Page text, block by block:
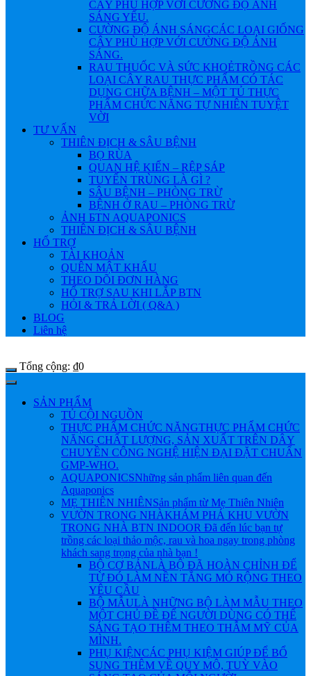
CÂY PHÙ HỢP VỚI CƯỜNG ĐỘ ÁNH
SÁNG YẾU.
CƯỜNG ĐỘ ÁNH SÁNGCÁC LOẠI GIỐNG
CÂY PHÙ HỢP VỚI CƯỜNG ĐỘ ÁNH
SÁNG.
RAU THUỐC VÀ SỨC KHOẺTRỒNG CÁC
LOẠI CÂY RAU THỰC PHẨM CÓ TÁC
DỤNG CHỮA BỆNH – MỘT TỦ THỰC
PHẨM CHỨC NĂNG TỰ NHIÊN TUYỆT
VỜI
TƯ VẤN
THIÊN ĐỊCH & SÂU BỆNH
BỌ RÙA
QUAN HỆ KIẾN – RỆP SÁP
TUYẾN TRÙNG LÀ GÌ ?
SÂU BỆNH – PHÒNG TRỪ
BỆNH Ở RAU – PHÒNG TRỪ
ẢNH БTN AQUAPONICS
THIÊN ĐỊCH & SÂU BỆNH
HỔ TRỢ
TÀI KHOẢN
QUÊN MẬT KHẨU
THEO DÕI ĐƠN HÀNG
HỔ TRỢ SAU KHI LẮP BTN
HỎI & TRẢ LỜI ( Q&A )
BLOG
Liên hệ
Tổng cộng: ₫0
SẢN PHẨM
TỦ CỘI NGUỒN
THỰC PHẨM CHỨC NĂNGTHỰC PHẨM CHỨC
NĂNG CHẤT LƯỢNG, SẢN XUẤT TRÊN DÂY
CHUYỀN CÔNG NGHỆ HIỆN ĐẠI ĐẶT CHUẨN
GMP-WHO.
AQUAPONICSNhững sản phẩm liên quan đến
Aquaponics
MẸ THIÊN NHIÊNSản phẩm từ Mẹ Thiên Nhiên
VƯỜN TRONG NHÀKHÁM PHÁ KHU VƯỜN
TRONG NHÀ BTN INDOOR Đã đến lúc bạn tự
trồng các loại thảo mộc, rau và hoa ngay trong phòng
khách sang trọng của nhà bạn !
BỘ CƠ BẢNLÀ BỘ ĐÃ HOÀN CHỈNH ĐỂ
TỪ ĐÓ LÀM NỀN TẲNG MỎ RỘNG THEO
YÊU CẦU
BỘ MẪULÀ NHỮNG BỘ LÀM MẪU THEO
MỘT CHỦ ĐỀ ĐỂ NGƯỜI DÙNG CÓ THỂ
SÁNG TẠO THÊM THEO THẪM MỸ CỦA
MÌNH.
PHỤ KIỆNCÁC PHỤ KIỆM GIÚP ĐỂ BỔ
SUNG THÊM VỀ QUY MÔ, TUỲ VÀO